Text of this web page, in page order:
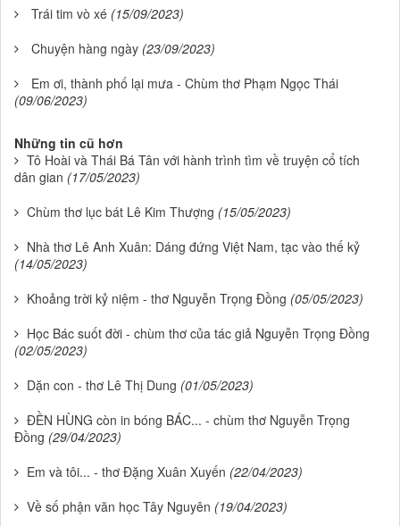
Trái tim vò xé (15/09/2023)
Chuyện hàng ngày (23/09/2023)
Em ơi, thành phố lại mưa - Chùm thơ Phạm Ngọc Thái
(09/06/2023)
Những tin cũ hơn
Tô Hoài và Thái Bá Tân với hành trình tìm về truyện cổ tích
dân gian (17/05/2023)
Chùm thơ lục bát Lê Kim Thượng (15/05/2023)
Nhà thơ Lê Anh Xuân: Dáng đứng Việt Nam, tạc vào thế kỷ
(14/05/2023)
Khoảng trời kỷ niệm - thơ Nguyễn Trọng Đồng (05/05/2023)
Học Bác suốt đời - chùm thơ của tác giả Nguyễn Trọng Đồng
(02/05/2023)
Dặn con - thơ Lê Thị Dung (01/05/2023)
ĐỀN HÙNG còn in bóng BÁC... - chùm thơ Nguyễn Trọng
Đồng (29/04/2023)
Em và tôi... - thơ Đặng Xuân Xuyến (22/04/2023)
Về số phận văn học Tây Nguyên (19/04/2023)